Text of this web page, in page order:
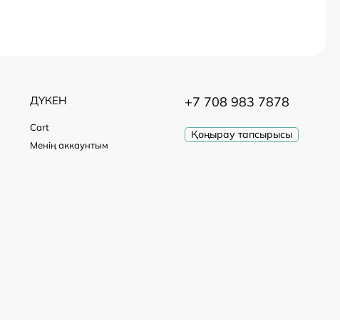
ДҮКЕН
Cart
Менің аккаунтым
+7 708 983 7878
Қоңырау тапсырысы